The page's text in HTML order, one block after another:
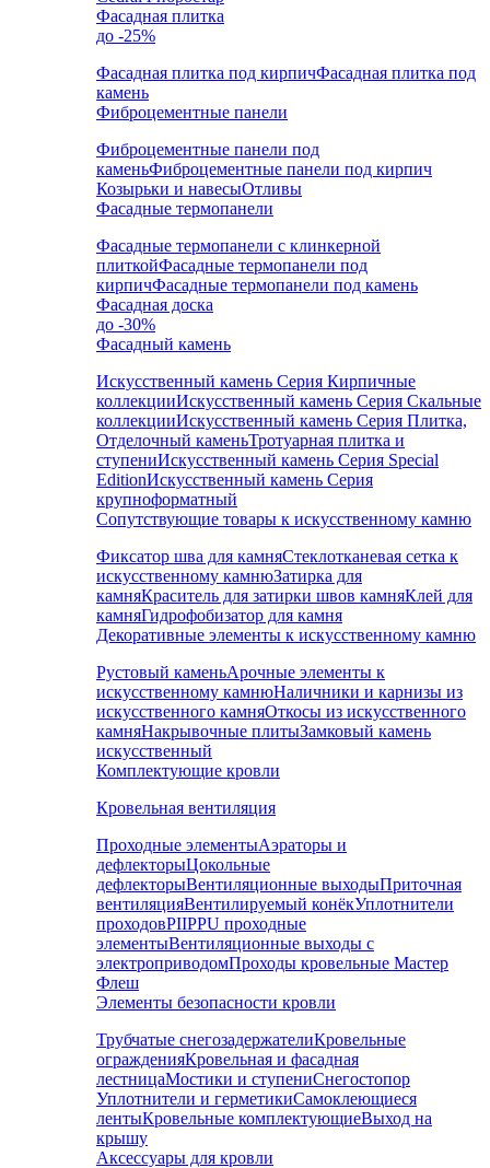
Фасадная плитка
до -25%
Фасадная плитка под кирпичФасадная плитка под
камень
Фиброцементные панели
Фиброцементные панели под
каменьФиброцементные панели под кирпич
Козырьки и навесыОтливы
Фасадные термопанели
Фасадные термопанели с клинкерной
плиткойФасадные термопанели под
кирпичФасадные термопанели под камень
Фасадная доска
до -30%
Фасадный камень
Искусственный камень Серия Кирпичные
коллекцииИскусственный камень Серия Скальные
коллекцииИскусственный камень Серия Плитка,
Отделочный каменьТротуарная плитка и
ступениИскусственный камень Серия Special
EditionИскусственный камень Серия
крупноформатный
Сопутствующие товары к искусственному камню
Фиксатор шва для камняСтеклотканевая сетка к
искусственному камнюЗатирка для
камняКраситель для затирки швов камняКлей для
камняГидрофобизатор для камня
Декоративные элементы к искусственному камню
Рустовый каменьАрочные элементы к
искусственному камнюНаличники и карнизы из
искусственного камняОткосы из искусственного
камняНакрывочные плитыЗамковый камень
искусственный
Комплектующие кровли
Кровельная вентиляция
Проходные элементыАэраторы и
дефлекторыЦокольные
дефлекторыВентиляционные выходыПриточная
вентиляцияВентилируемый конёкУплотнители
проходовPIIPPU проходные
элементыВентиляционные выходы с
электроприводомПроходы кровельные Мастер
Флеш
Элементы безопасности кровли
Трубчатые снегозадержателиКровельные
огражденияКровельная и фасадная
лестницаМостики и ступениСнегостопор
Уплотнители и герметикиСамоклеющиеся
лентыКровельные комплектующиеВыход на
крышу
Аксессуары для кровли